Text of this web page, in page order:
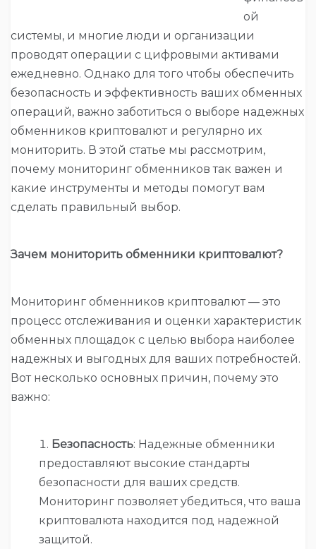
ой
системы, и многие люди и организации
проводят операции с цифровыми активами
ежедневно. Однако для того чтобы обеспечить
безопасность и эффективность ваших обменных
операций, важно заботиться о выборе надежных
обменников криптовалют и регулярно их
мониторить. В этой статье мы рассмотрим,
почему мониторинг обменников так важен и
какие инструменты и методы помогут вам
сделать правильный выбор.
Зачем мониторить обменники криптовалют?
Мониторинг обменников криптовалют — это
процесс отслеживания и оценки характеристик
обменных площадок с целью выбора наиболее
надежных и выгодных для ваших потребностей.
Вот несколько основных причин, почему это
важно:
Безопасность: Надежные обменники
предоставляют высокие стандарты
безопасности для ваших средств.
Мониторинг позволяет убедиться, что ваша
криптовалюта находится под надежной
защитой.